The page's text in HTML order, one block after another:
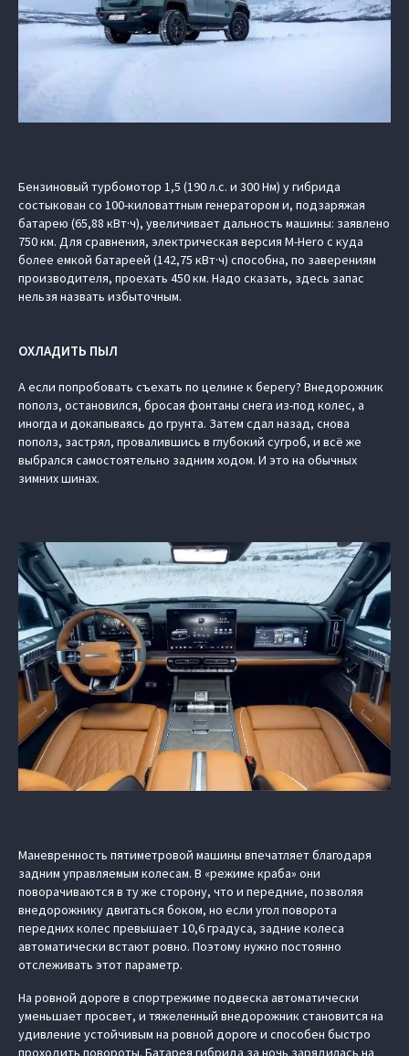
Бензиновый турбомотор 1,5 (190 л.с. и 300 Нм) у гибрида
состыкован со 100-киловаттным генератором и, подзаряжая
батарею (65,88 кВт·ч), увеличивает дальность машины: заявлено
750 км. Для сравнения, электрическая версия M-Hero с куда
более емкой батареей (142,75 кВт·ч) способна, по заверениям
производителя, проехать 450 км. Надо сказать, здесь запас
нельзя назвать избыточным.
ОХЛАДИТЬ ПЫЛ
А если попробовать съехать по целине к берегу? Внедорожник
пополз, остановился, бросая фонтаны снега из-под колес, а
иногда и докапываясь до грунта. Затем сдал назад, снова
пополз, застрял, провалившись в глубокий сугроб, и всё же
выбрался самостоятельно задним ходом. И это на обычных
зимних шинах.
Маневренность пятиметровой машины впечатляет благодаря
задним управляемым колесам. В «режиме краба» они
поворачиваются в ту же сторону, что и передние, позволяя
внедорожнику двигаться боком, но если угол поворота
передних колес превышает 10,6 градуса, задние колеса
автоматически встают ровно. Поэтому нужно постоянно
отслеживать этот параметр.
На ровной дороге в спортрежиме подвеска автоматически
уменьшает просвет, и тяжеленный внедорожник становится на
удивление устойчивым на ровной дороге и способен быстро
проходить повороты. Батарея гибрида за ночь зарядилась на